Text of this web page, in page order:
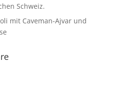
Schweiz.
mit Caveman-Ajvar und